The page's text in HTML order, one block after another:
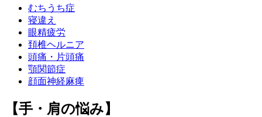
むちうち症
寝違え
眼精疲労
頚椎ヘルニア
頭痛・片頭痛
顎関節症
顔面神経麻痺
【手・肩の悩み】